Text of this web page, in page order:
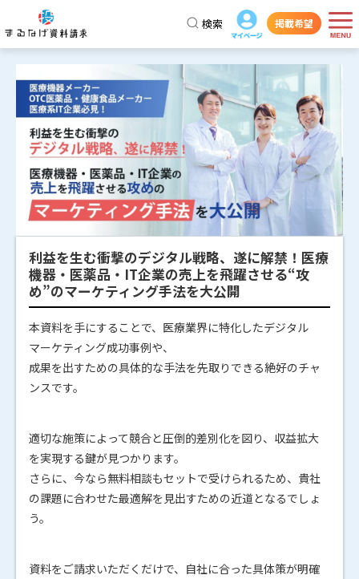
掲載希望
検索
利益を生む衝撃のデジタル戦略、遂に解禁！医療
機器・医薬品・IT企業の売上を飛躍させる“攻
め”のマーケティング手法を大公開
本資料を手にすることで、医療業界に特化したデジタル
マーケティング成功事例や、
成果を出すための具体的な手法を先取りできる絶好のチャ
ンスです。
適切な施策によって競合と圧倒的差別化を図り、収益拡大
を実現する鍵が見つかります。
さらに、今なら無料相談もセットで受けられるため、貴社
の課題に合わせた最適解を見出すための近道となるでしょ
う。
資料をご請求いただくだけで、自社に合った具体策が明確